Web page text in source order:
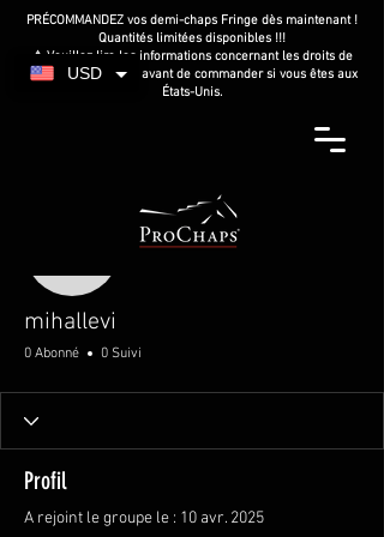
PRÉCOMMANDEZ vos demi-chaps Fringe dès maintenant !
Quantités limitées disponibles !!!
⚠️ Veuillez lire les informations concernant les droits de
douane américains avant de commander si vous êtes aux
États-Unis.
mihallevi
mihallevi
0 Abonné 0 Suivi
Profil
A rejoint le groupe le : 10 avr. 2025
USD